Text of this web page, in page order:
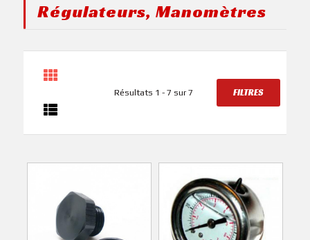
Régulateurs, Manomètres
Résultats 1 - 7 sur 7 FILTRES